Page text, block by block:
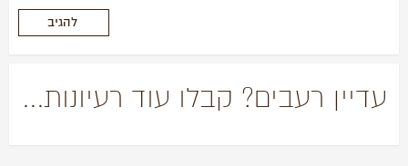
עדיין רעבים? קבלו עוד רעיונות...